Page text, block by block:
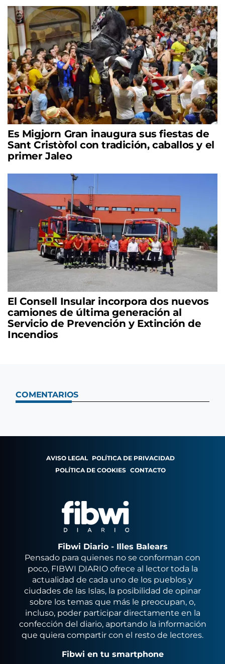
Es Migjorn Gran inaugura sus fiestas de
Sant Cristòfol con tradición, caballos y el
primer Jaleo
El Consell Insular incorpora dos nuevos
camiones de última generación al
Servicio de Prevención y Extinción de
Incendios
COMENTARIOS
AVISO LEGAL POLÍTICA DE PRIVACIDAD
POLÍTICA DE COOKIES CONTACTO
Fibwi Diario - Illes Balears
Pensado para quienes no se conforman con
poco, FIBWI DIARIO ofrece al lector toda la
actualidad de cada uno de los pueblos y
ciudades de las Islas, la posibilidad de opinar
sobre los temas que más le preocupan, o,
incluso, poder participar directamente en la
confección del diario, aportando la información
que quiera compartir con el resto de lectores.
Fibwi en tu smartphone